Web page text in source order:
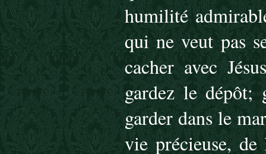
humilité
qui ne veut pas
cacher avec
gardez le
garder dans le
vie précieuse,